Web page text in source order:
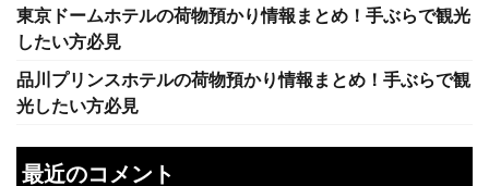
東京ドームホテルの荷物預かり情報まとめ！手ぶらで観光
したい方必見
品川プリンスホテルの荷物預かり情報まとめ！手ぶらで観
光したい方必見
最近のコメント